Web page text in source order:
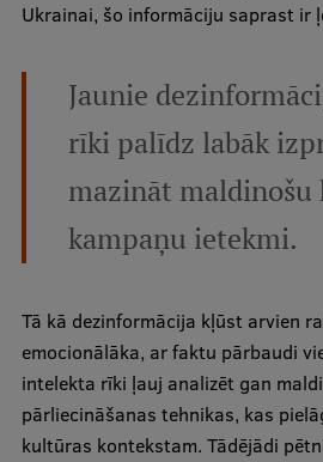
Vēsture un tradīcijas
RSU fonds
Muzeji un ekspozīcijas
Ģerbonis
Reitingi
Virtuālā tūre
Ilgtspējīga attīstība
Ukrainai, šo informāciju saprast ir
Jaunie
rīki palīdz labāk
mazināt maldinošu
kampaņu ietekmi.
Tā kā dezinformācija kļūst arvien
emocionālāka, ar faktu pārbaudi
intelekta rīki ļauj analizēt gan
pārliecināšanas tehnikas, kas
kultūras kontekstam. Tādējādi